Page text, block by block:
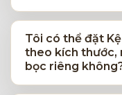
Tôi có thể đặt
theo kích thước,
bọc riêng